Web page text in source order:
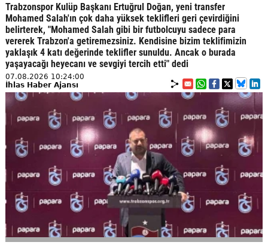
Trabzonspor Kulüp Başkanı Ertuğrul Doğan, yeni transfer
Mohamed Salah'ın çok daha yüksek teklifleri geri çevirdiğini
belirterek, "Mohamed Salah gibi bir futbolcuyu sadece para
vererek Trabzon'a getiremezsiniz. Kendisine bizim teklifimizin
yaklaşık 4 katı değerinde teklifler sunuldu. Ancak o burada
yaşayacağı heyecanı ve sevgiyi tercih etti" dedi
07.08.2026 10:24:00
İhlas Haber Ajansı